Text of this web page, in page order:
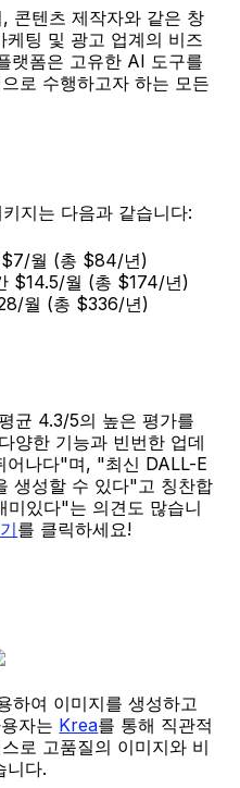
콘텐츠 제작자와 같은 창
팅 및 광고 업계의 비즈
랫폼은 고유한 AI 도구를
로 수행하고자 하는 모든
지는 다음과 같습니다:
월 (총 $84/년)
$14.5/월 (총 $174/년)
월 (총 $336/년)
균 4.3/5의 높은 평가를
양한 기능과 빈번한 업데
어나다"며, "최신 DALL-E
생성할 수 있다"고 칭찬합
있다"는 의견도 많습니
를 클릭하세요!
하여 이미지를 생성하고
자는 Krea를 통해 직관적
로 고품질의 이미지와 비
니다.